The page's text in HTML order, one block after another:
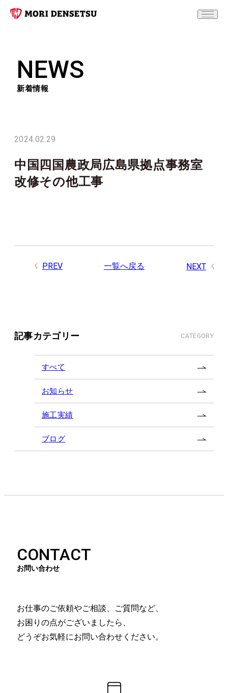
NEWS
新着情報
記事カテゴリー CATEGORY
すべて
お知らせ
施工実績
ブログ
2024.02.29
中国四国農政局広島県拠点事務室
改修その他工事
PREV 一覧へ戻る NEXT
CONTACT
お問い合わせ
お仕事のご依頼やご相談、ご質問など、
お困りの点がございましたら、
どうぞお気軽にお問い合わせください。